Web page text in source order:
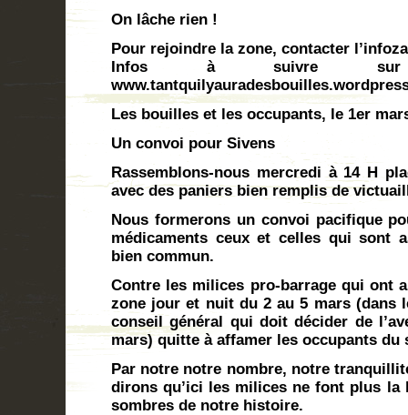
On lâche rien !
Pour rejoindre la zone, contacter
Infos à suivre
Les bouilles et les occupants, le 1er
Un convoi pour Sivens
Rassemblons-nous mercredi à 14 H
avec des paniers bien remplis de
Nous formerons un convoi pacifique
médicaments ceux et celles qui sont
bien commun.
Contre les milices pro-barrage qui ont
zone jour et nuit du 2 au 5 mars (dans
conseil général qui doit décider de
mars) quitte à affamer les occupants du
Par notre notre nombre, notre
dirons qu’ici les milices ne font plus la
sombres de notre histoire.